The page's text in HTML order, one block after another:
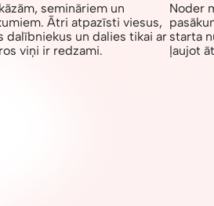
semināriem un
Ātri atpazīsti viesus,
dalībniekus un dalies tikai ar
viņi ir redzami.
Noder
starta
ļaujot